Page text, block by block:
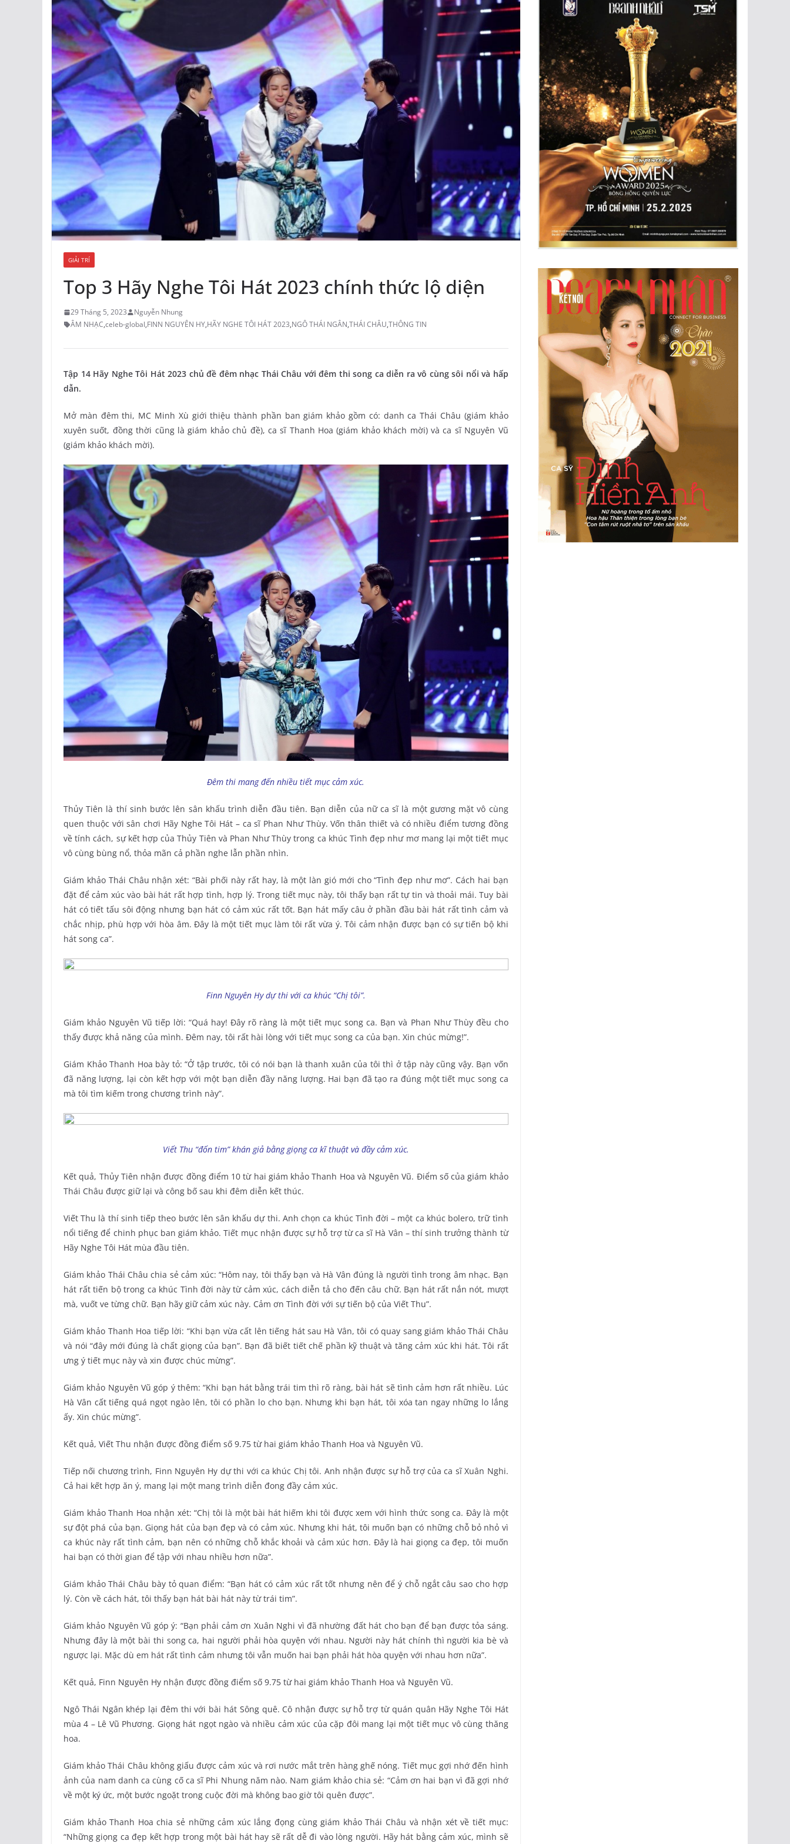
GIẢI TRÍ
Top 3 Hãy Nghe Tôi Hát 2023 chính thức lộ diện
29 Tháng 5, 2023
Nguyễn Nhung
ÂM NHẠC,celeb-global,FINN NGUYÊN HY,HÃY NGHE TÔI HÁT 2023,NGÔ THÁI NGÂN,THÁI CHÂU,THÔNG TIN
Tập 14 Hãy Nghe Tôi Hát 2023 chủ đề đêm nhạc Thái Châu với đêm thi song ca diễn ra vô cùng sôi nổi và hấp
dẫn.
Mở màn đêm thi, MC Minh Xù giới thiệu thành phần ban giám khảo gồm có: danh ca Thái Châu (giám khảo
xuyên suốt, đồng thời cũng là giám khảo chủ đề), ca sĩ Thanh Hoa (giám khảo khách mời) và ca sĩ Nguyên Vũ
(giám khảo khách mời).
Đêm thi mang đến nhiều tiết mục cảm xúc.
Thủy Tiên là thí sinh bước lên sân khấu trình diễn đầu tiên. Bạn diễn của nữ ca sĩ là một gương mặt vô cùng
quen thuộc với sân chơi Hãy Nghe Tôi Hát – ca sĩ Phan Như Thùy. Vốn thân thiết và có nhiều điểm tương đồng
về tính cách, sự kết hợp của Thủy Tiên và Phan Như Thùy trong ca khúc Tình đẹp như mơ mang lại một tiết mục
vô cùng bùng nổ, thỏa mãn cả phần nghe lẫn phần nhìn.
Giám khảo Thái Châu nhận xét: “Bài phối này rất hay, là một làn gió mới cho “Tình đẹp như mơ”. Cách hai bạn
đặt để cảm xúc vào bài hát rất hợp tình, hợp lý. Trong tiết mục này, tôi thấy bạn rất tự tin và thoải mái. Tuy bài
hát có tiết tấu sôi động nhưng bạn hát có cảm xúc rất tốt. Bạn hát mấy câu ở phần đầu bài hát rất tình cảm và
chắc nhịp, phù hợp với hòa âm. Đây là một tiết mục làm tôi rất vừa ý. Tôi cảm nhận được bạn có sự tiến bộ khi
hát song ca”.
Finn Nguyên Hy dự thi với ca khúc “Chị tôi”.
Giám khảo Nguyên Vũ tiếp lời: “Quá hay! Đây rõ ràng là một tiết mục song ca. Bạn và Phan Như Thùy đều cho
thấy được khả năng của mình. Đêm nay, tôi rất hài lòng với tiết mục song ca của bạn. Xin chúc mừng!”.
Giám Khảo Thanh Hoa bày tỏ: “Ở tập trước, tôi có nói bạn là thanh xuân của tôi thì ở tập này cũng vậy. Bạn vốn
đã năng lượng, lại còn kết hợp với một bạn diễn đầy năng lượng. Hai bạn đã tạo ra đúng một tiết mục song ca
mà tôi tìm kiếm trong chương trình này”.
Viết Thu “đốn tim” khán giả bằng giọng ca kĩ thuật và đầy cảm xúc.
Kết quả, Thủy Tiên nhận được đồng điểm 10 từ hai giám khảo Thanh Hoa và Nguyên Vũ. Điểm số của giám khảo
Thái Châu được giữ lại và công bố sau khi đêm diễn kết thúc.
Viết Thu là thí sinh tiếp theo bước lên sân khấu dự thi. Anh chọn ca khúc Tình đời – một ca khúc bolero, trữ tình
nổi tiếng để chinh phục ban giám khảo. Tiết mục nhận được sự hỗ trợ từ ca sĩ Hà Vân – thí sinh trưởng thành từ
Hãy Nghe Tôi Hát mùa đầu tiên.
Giám khảo Thái Châu chia sẻ cảm xúc: “Hôm nay, tôi thấy bạn và Hà Vân đúng là người tình trong âm nhạc. Bạn
hát rất tiến bộ trong ca khúc Tình đời này từ cảm xúc, cách diễn tả cho đến câu chữ. Bạn hát rất nắn nót, mượt
mà, vuốt ve từng chữ. Bạn hãy giữ cảm xúc này. Cảm ơn Tình đời với sự tiến bộ của Viết Thu”.
Giám khảo Thanh Hoa tiếp lời: “Khi bạn vừa cất lên tiếng hát sau Hà Vân, tôi có quay sang giám khảo Thái Châu
và nói “đây mới đúng là chất giọng của bạn”. Bạn đã biết tiết chế phần kỹ thuật và tăng cảm xúc khi hát. Tôi rất
ưng ý tiết mục này và xin được chúc mừng”.
Giám khảo Nguyên Vũ góp ý thêm: “Khi bạn hát bằng trái tim thì rõ ràng, bài hát sẽ tình cảm hơn rất nhiều. Lúc
Hà Vân cất tiếng quá ngọt ngào lên, tôi có phần lo cho bạn. Nhưng khi bạn hát, tôi xóa tan ngay những lo lắng
ấy. Xin chúc mừng”.
Kết quả, Viết Thu nhận được đồng điểm số 9.75 từ hai giám khảo Thanh Hoa và Nguyên Vũ.
Tiếp nối chương trình, Finn Nguyên Hy dự thi với ca khúc Chị tôi. Anh nhận được sự hỗ trợ của ca sĩ Xuân Nghi.
Cả hai kết hợp ăn ý, mang lại một mang trình diễn đong đầy cảm xúc.
Giám khảo Thanh Hoa nhận xét: “Chị tôi là một bài hát hiếm khi tôi được xem với hình thức song ca. Đây là một
sự đột phá của bạn. Giọng hát của bạn đẹp và có cảm xúc. Nhưng khi hát, tôi muốn bạn có những chỗ bỏ nhỏ vì
ca khúc này rất tình cảm, bạn nên có những chỗ khắc khoải và cảm xúc hơn. Đây là hai giọng ca đẹp, tôi muốn
hai bạn có thời gian để tập với nhau nhiều hơn nữa”.
Giám khảo Thái Châu bày tỏ quan điểm: “Bạn hát có cảm xúc rất tốt nhưng nên để ý chỗ ngắt câu sao cho hợp
lý. Còn về cách hát, tôi thấy bạn hát bài hát này từ trái tim”.
Giám khảo Nguyên Vũ góp ý: “Bạn phải cảm ơn Xuân Nghi vì đã nhường đất hát cho bạn để bạn được tỏa sáng.
Nhưng đây là một bài thi song ca, hai người phải hòa quyện với nhau. Người này hát chính thì người kia bè và
ngược lại. Mặc dù em hát rất tình cảm nhưng tôi vẫn muốn hai bạn phải hát hòa quyện với nhau hơn nữa”.
Kết quả, Finn Nguyên Hy nhận được đồng điểm số 9.75 từ hai giám khảo Thanh Hoa và Nguyên Vũ.
Ngô Thái Ngân khép lại đêm thi với bài hát Sông quê. Cô nhận được sự hỗ trợ từ quán quân Hãy Nghe Tôi Hát
mùa 4 – Lê Vũ Phương. Giọng hát ngọt ngào và nhiều cảm xúc của cặp đôi mang lại một tiết mục vô cùng thăng
hoa.
Giám khảo Thái Châu không giấu được cảm xúc và rơi nước mắt trên hàng ghế nóng. Tiết mục gợi nhớ đến hình
ảnh của nam danh ca cùng cố ca sĩ Phi Nhung năm nào. Nam giám khảo chia sẻ: “Cảm ơn hai bạn vì đã gợi nhớ
về một ký ức, một bước ngoặt trong cuộc đời mà không bao giờ tôi quên được”.
Giám khảo Thanh Hoa chia sẻ những cảm xúc lắng đọng cùng giám khảo Thái Châu và nhận xét về tiết mục:
“Những giọng ca đẹp kết hợp trong một bài hát hay sẽ rất dễ đi vào lòng người. Hãy hát bằng cảm xúc, mình sẽ